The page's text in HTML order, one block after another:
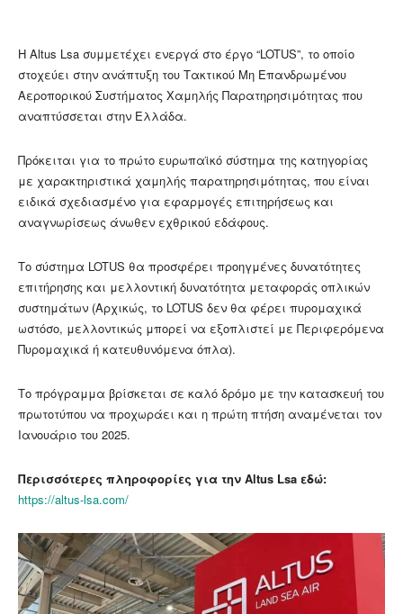
Η Altus Lsa συμμετέχει ενεργά στο έργο “LOTUS”, το οποίο
στοχεύει στην ανάπτυξη του Τακτικού Μη Επανδρωμένου
Αεροπορικού Συστήματος Χαμηλής Παρατηρησιμότητας που
αναπτύσσεται στην Ελλάδα.
Πρόκειται για το πρώτο ευρωπαϊκό σύστημα της κατηγορίας
με χαρακτηριστικά χαμηλής παρατηρησιμότητας, που είναι
ειδικά σχεδιασμένο για εφαρμογές επιτηρήσεως και
αναγνωρίσεως άνωθεν εχθρικού εδάφους.
Το σύστημα LOTUS θα προσφέρει προηγμένες δυνατότητες
επιτήρησης και μελλοντική δυνατότητα μεταφοράς οπλικών
συστημάτων (Αρχικώς, το LOTUS δεν θα φέρει πυρομαχικά
ωστόσο, μελλοντικώς μπορεί να εξοπλιστεί με Περιφερόμενα
Πυρομαχικά ή κατευθυνόμενα όπλα).
Το πρόγραμμα βρίσκεται σε καλό δρόμο με την κατασκευή του
πρωτοτύπου να προχωράει και η πρώτη πτήση αναμένεται τον
Ιανουάριο του 2025.
Περισσότερες πληροφορίες για την Altus Lsa εδώ:
https://altus-lsa.com/